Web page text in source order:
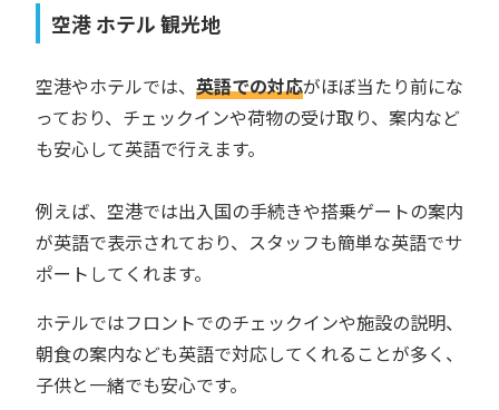
空港 ホテル 観光地
空港やホテルでは、 英語での対応がほぼ当たり前にな
っており、チェックインや荷物の受け取り、案内など
も安心して英語で行えます。
例えば、空港では出入国の手続きや搭乗ゲートの案内
が英語で表示されており、スタッフも簡単な英語でサ
ポートしてくれます。
ホテルではフロントでのチェックインや施設の説明、
朝食の案内なども英語で対応してくれることが多く、
子供と一緒でも安心です。